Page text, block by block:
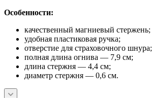
Особенности:
качественный магниевый стержень;
удобная пластиковая ручка;
отверстие для страховочного шнура;
полная длина огнива — 7,9 см;
длина стержня — 4,4 см;
диаметр стержня — 0,6 см.